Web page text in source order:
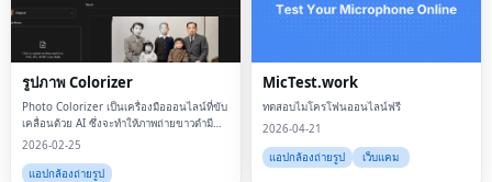
รูปภาพ Colorizer
Photo Colorizer เป็นเครื่องมือออนไลน์ที่ขับ
เคลื่อนด้วย AI ซึ่งจะทำให้ภาพถ่ายขาวดำมี
สีสันโดยอัตโนมัติ โดยคืนค่าให้เป็นสีที่เป็น
2026-02-25
แอปกล้องถ่ายรูป
MicTest.work
ทดสอบไมโครโฟนออนไลน์ฟรี
2026-04-21
แอปกล้องถ่ายรูป
เว็บแคม